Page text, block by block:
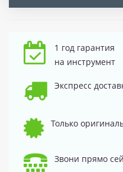
1 год гарантия
на инструмент
Экспресс
Только
Звони прямо